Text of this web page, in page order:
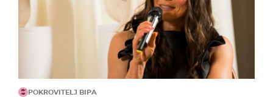
POKROVITELJ BIPA